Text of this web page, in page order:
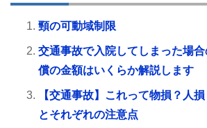
頸の可動域制限
交通事故で入院してしまった場
償の金額はいくらか解説します
【交通事故】これって物損？人
とそれぞれの注意点